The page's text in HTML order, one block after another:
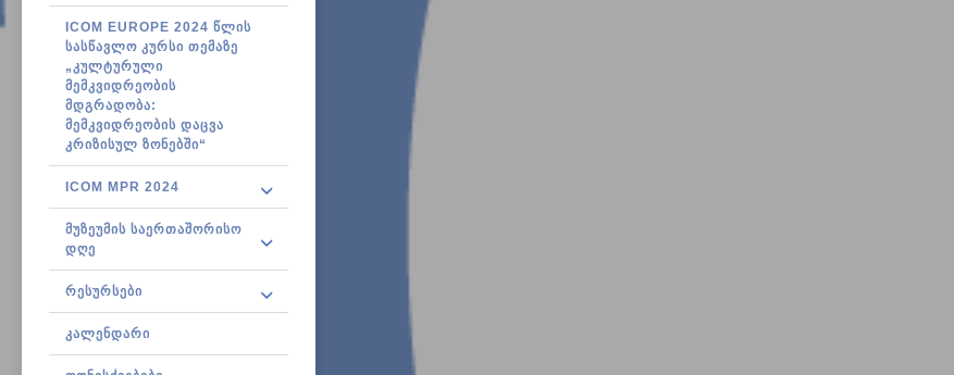
ICOM EUROPE 2024 ᲬᲚᲘᲡ
ᲡᲐᲡᲬᲐᲕᲚᲝ ᲙᲣᲠᲡᲘ ᲗᲔᲛᲐᲖᲔ​ ​
„ᲙᲣᲚᲢᲣᲠᲣᲚᲘ
ᲛᲔᲛᲙᲕᲘᲓᲠᲔᲝᲑᲘᲡ
ᲛᲓᲒᲠᲐᲓᲝᲑᲐ:
ᲛᲔᲛᲙᲕᲘᲓᲠᲔᲝᲑᲘᲡ ᲓᲐᲪᲕᲐ
ᲙᲠᲘᲖᲘᲡᲣᲚ ᲖᲝᲜᲔᲑᲨᲘ“
ICOM MPR 2024
ᲛᲣᲖᲔᲣᲛᲘᲡ ᲡᲐᲔᲠᲗᲐᲨᲝᲠᲘᲡᲝ
ᲓᲦᲔ
ᲠᲔᲡᲣᲠᲡᲔᲑᲘ
ᲙᲐᲚᲔᲜᲓᲐᲠᲘ